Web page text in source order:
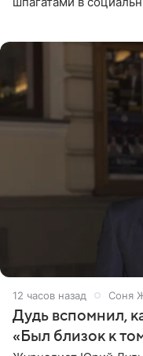
12 часов назад Соня
Дудь вспомнил,
«Был близок к